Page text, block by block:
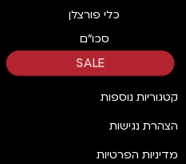
כלי פורצלן
סכו"ם
SALE
קטגוריות נוספות
הצהרת נגישות
מדיניות הפרטיות